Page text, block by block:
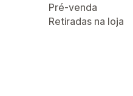
Pré-venda
Retiradas na loja